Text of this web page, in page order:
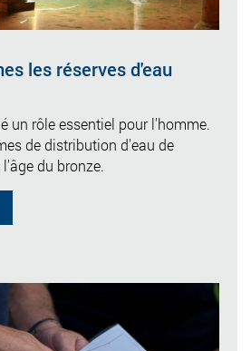
les réserves d'eau
un rôle essentiel pour l'homme.
de distribution d'eau de
du bronze.